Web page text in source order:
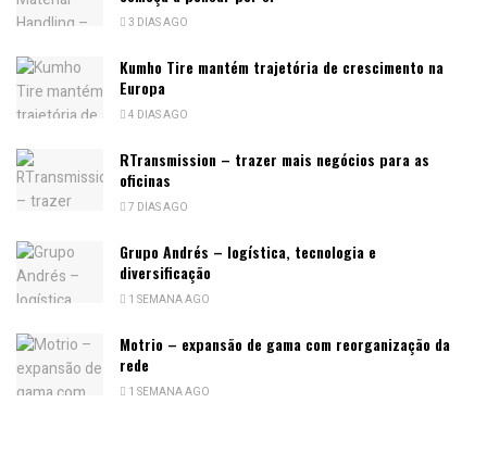
3 DIAS AGO
Kumho Tire mantém trajetória de crescimento na
Europa
4 DIAS AGO
RTransmission – trazer mais negócios para as
oficinas
7 DIAS AGO
Grupo Andrés – logística, tecnologia e
diversificação
1 SEMANA AGO
Motrio – expansão de gama com reorganização da
rede
1 SEMANA AGO